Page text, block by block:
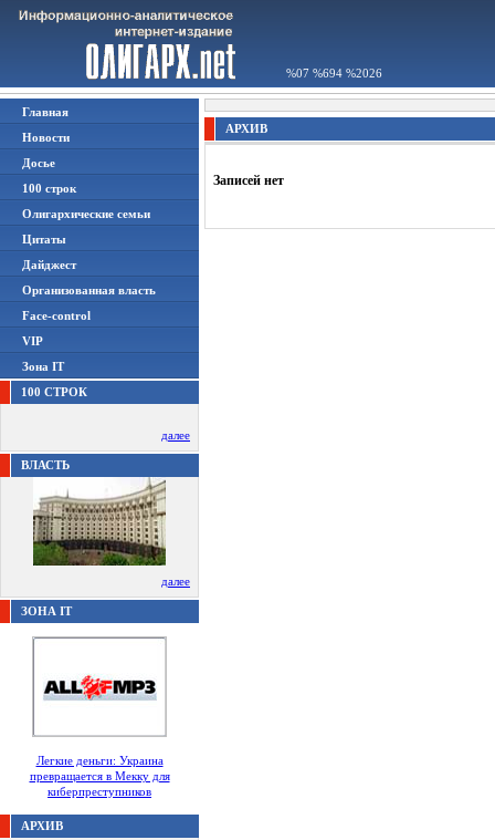
%07 %694 %2026
Главная
Новости
Досье
100 строк
Олигархические семьи
Цитаты
Дайджест
Организованная власть
Face-control
VIP
Зона IT
100 СТРОК
далее
ВЛАСТЬ
далее
ЗОНА IT
Легкие деньги: Украина
превращается в Мекку для
киберпреступников
АРХИВ
АРХИВ
Записей нет